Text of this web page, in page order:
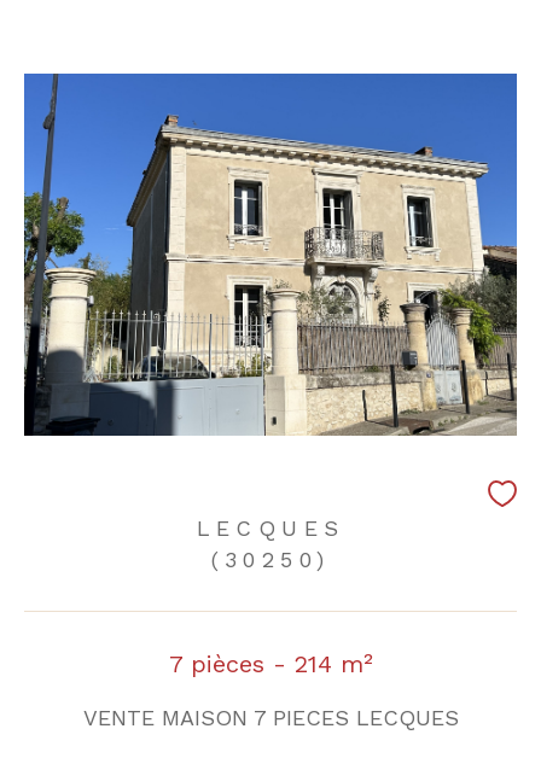
LECQUES
(30250)
7 pièces - 214 m²
VENTE MAISON 7 PIECES LECQUES